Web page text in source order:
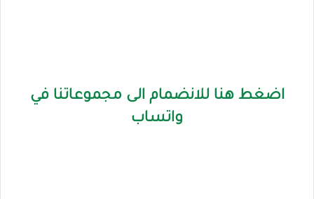
اضغط هنا للانضمام الى مجموعاتنا في
واتساب